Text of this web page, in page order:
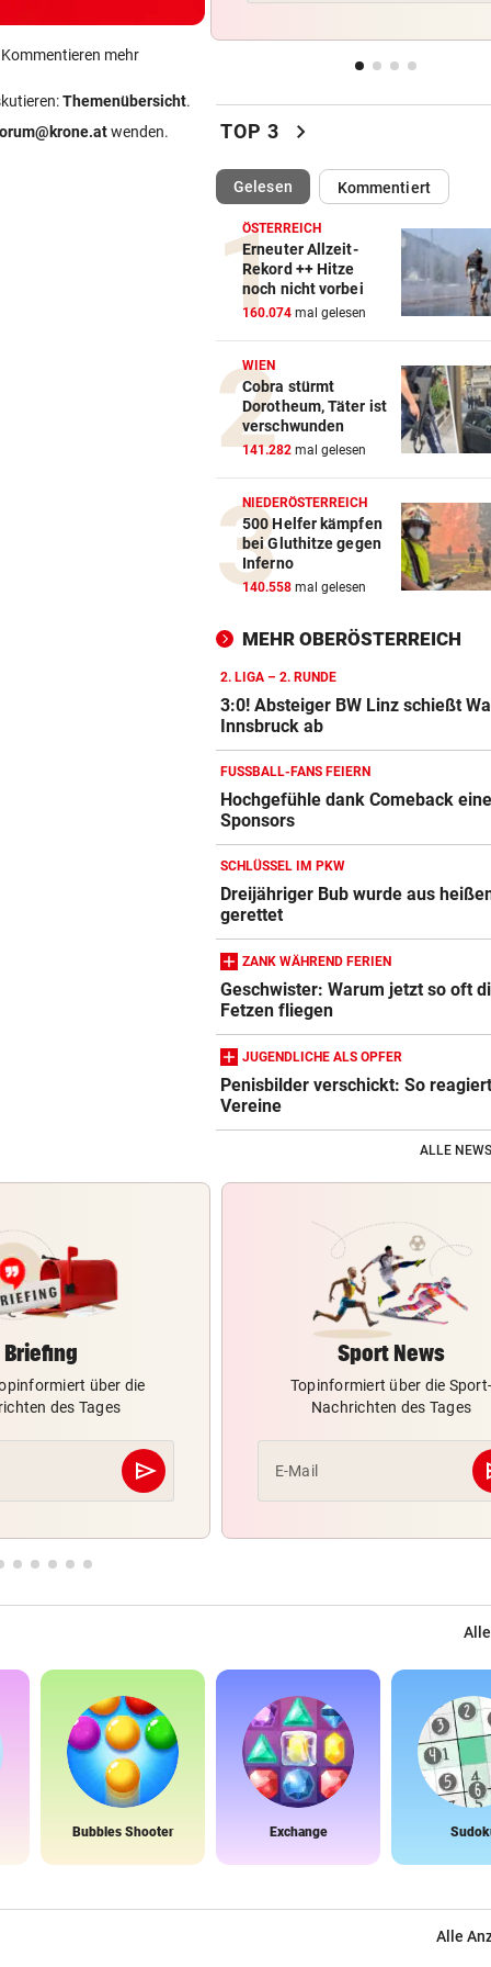
mehr
Themenübersicht.
wenden.
Feuerpause haben
Störfeuer aus
DREI WEHREN IM EINSATZ
Wegen Feuer in Sauna
Haus eingeäschert
ELTERN SCHLUGEN ALARM vor
Lottogewinner schickte
Bilder an Teenager
TOP 3 chevron_right
Gelesen(ausgewählt)Kommentiert
ÖSTERREICH
Erneuter Allzeit-
Rekord ++ Hitze
noch nicht vorbei
160.074 mal gelesen
WIEN
Cobra stürmt
Dorotheum, Täter ist
verschwunden
141.282 mal gelesen
NIEDERÖSTERREICH
500 Helfer kämpfen
bei Gluthitze gegen
Inferno
140.558 mal gelesen
MEHR OBERÖSTERREICH
2. LIGA – 2. RUNDE
3:0! Absteiger BW Linz schießt
Innsbruck ab
FUSSBALL-FANS FEIERN
Hochgefühle dank Comeback
Sponsors
SCHLÜSSEL IM PKW
Dreijähriger Bub wurde aus
gerettet
ZANK WÄHREND FERIEN
Geschwister: Warum jetzt so oft
Fetzen fliegen
JUGENDLICHE ALS OPFER
Penisbilder verschickt: So
Vereine
ALLE
Briefing
über die
des Tages
send
Abschicken
Sport News
Topinformiert über die Sport-
Nachrichten des Tages
E-Mail
Bubbles Shooter Exchange
Alle